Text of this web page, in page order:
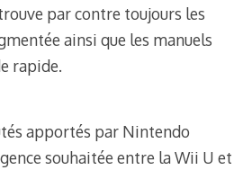
par contre toujours les
ainsi que les manuels
rapide.
apportés par Nintendo
souhaitée entre la Wii U et